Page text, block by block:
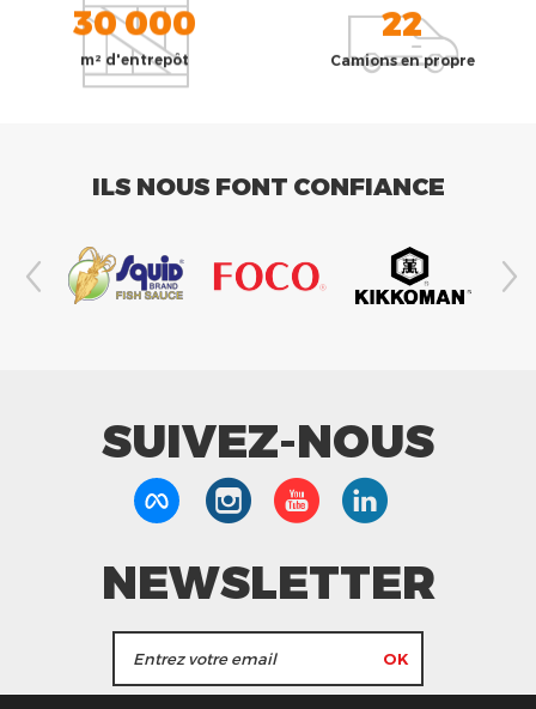
30 000
m² d'entrepôt
22
Camions en propre
ILS NOUS FONT CONFIANCE
SUIVEZ-NOUS
NEWSLETTER